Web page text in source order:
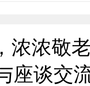
浓浓敬
座谈交